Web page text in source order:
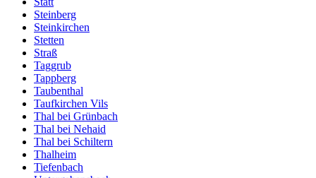
Steinberg
Steinkirchen
Stetten
Straß
Taggrub
Tappberg
Taubenthal
Taufkirchen Vils
Thal bei Grünbach
Thal bei Nehaid
Thal bei Schiltern
Thalheim
Tiefenbach